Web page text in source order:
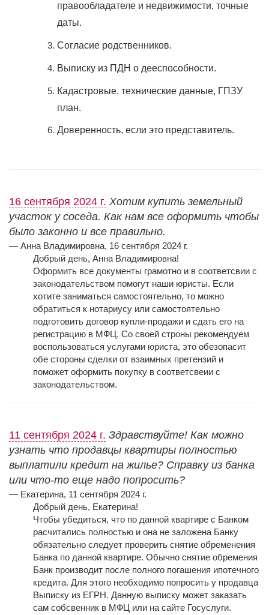
правообладателе и недвижимости, точные
даты.
Согласие родственников.
Выписку из ПДН о дееспособности.
Кадастровые, технические данные, ГПЗУ
план.
Доверенность, если это представитель.
16 сентября 2024 г. Хотим купить земельный
участок у соседа. Как нам все оформить чтобы
было законно и все правильно.
— Анна Владимировна, 16 сентября 2024 г.
Добрый день, Анна Владимировна!
Оформить все документы грамотно и в соответсвии с
законодательством помогут наши юристы. Если
хотите заниматься самостоятельно, то можно
обратиться к нотариусу или самостоятельно
подготовить договор купли-продажи и сдать его на
регистрацию в МФЦ. Со своей строны рекомендуем
воспользоваться услугами юриста, это обезопасит
обе стороны сделки от взаимных претензий и
поможет оформить покупку в соответсвеии с
законодательством.
11 сентября 2024 г. Здравствуйте! Как можно
узнать что продавцы квартиры полностью
выплатили кредит на жилье? Справку из банка
или что-то еще надо попросить?
— Екатерина, 11 сентября 2024 г.
Добрый день, Екатерина!
Чтобы убедиться, что по данной квартире с Банком
расчитались полностью и она не заложена Банку
обязательно следует проверить снятие обременения
Банка по данной квартире. Обычно снятие обремения
Банк производит после полного погашения ипотечного
кредита. Для этого необходимо попросить у продавца
Выписку из ЕГРН. Данную выписку может заказать
сам собсвенник в МФЦ или на сайте Госуслуги.